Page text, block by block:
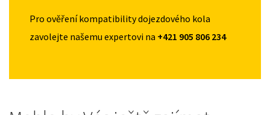
Pro ověření kompatibility dojezdového kola
zavolejte našemu expertovi na +421 905 806 234